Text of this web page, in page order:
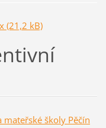
(21,2 kB)
školy Pěčín